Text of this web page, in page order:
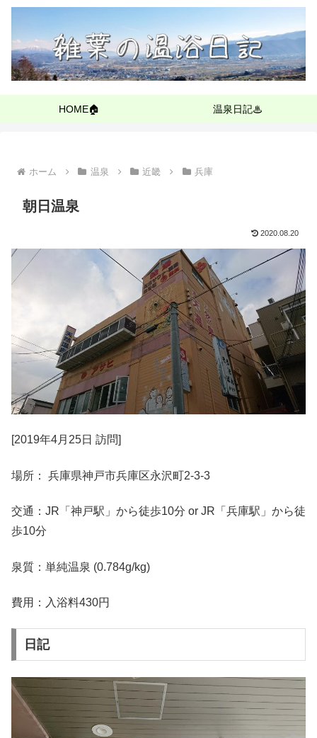
HOME🏠 温泉日記♨
ホーム 温泉 近畿 兵庫
朝日温泉
2020.08.20
[2019年4月25日 訪問]
場所： 兵庫県神戸市兵庫区永沢町2-3-3
交通：JR「神戸駅」から徒歩10分 or JR「兵庫駅」から徒
歩10分
泉質：単純温泉 (0.784g/kg)
費用：入浴料430円
日記